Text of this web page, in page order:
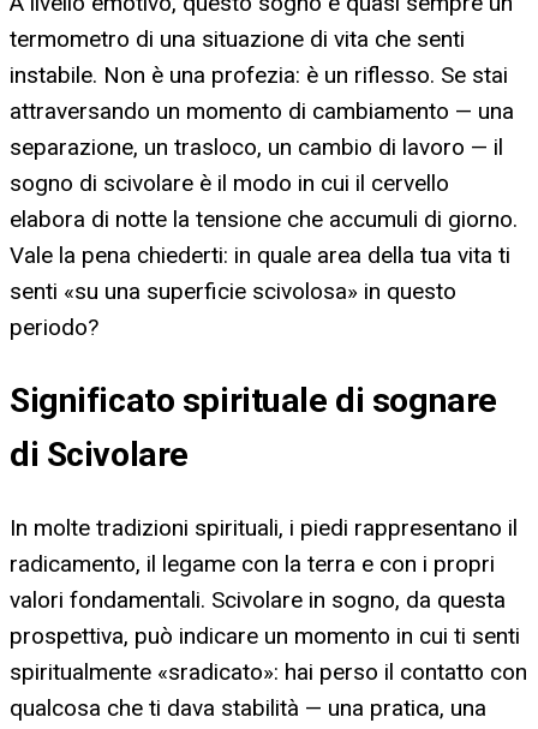
termometro di una situazione di vita che senti
instabile. Non è una profezia: è un riflesso. Se stai
attraversando un momento di cambiamento — una
separazione, un trasloco, un cambio di lavoro — il
sogno di scivolare è il modo in cui il cervello
elabora di notte la tensione che accumuli di giorno.
Vale la pena chiederti: in quale area della tua vita ti
senti «su una superficie scivolosa» in questo
periodo?
Significato spirituale di sognare
di Scivolare
In molte tradizioni spirituali, i piedi rappresentano il
radicamento, il legame con la terra e con i propri
valori fondamentali. Scivolare in sogno, da questa
prospettiva, può indicare un momento in cui ti senti
spiritualmente «sradicato»: hai perso il contatto con
qualcosa che ti dava stabilità — una pratica, una